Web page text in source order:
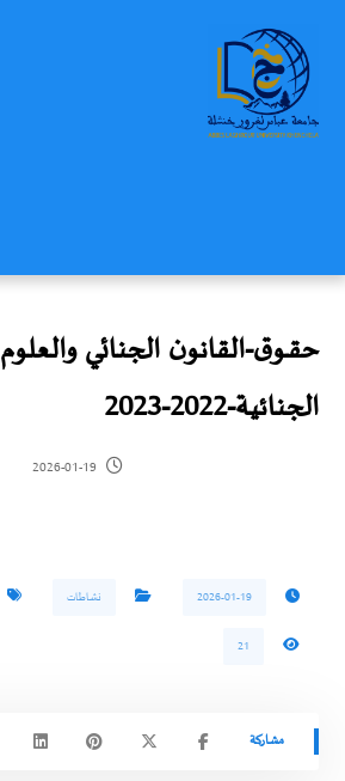
حقــوق-القانون الجنائي والعلوم
الجنائية-2022-2023
2026-01-19
2026-01-19 نشاطات
21